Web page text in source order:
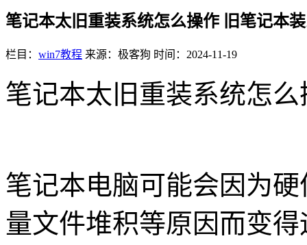
笔记本太旧重装系统怎么操作 旧笔记本
栏目： win7教程 来源：极客狗 时间：2024-11-19
笔记本太旧重装系统怎么
笔记本电脑可能会因为
量文件堆积等原因而变